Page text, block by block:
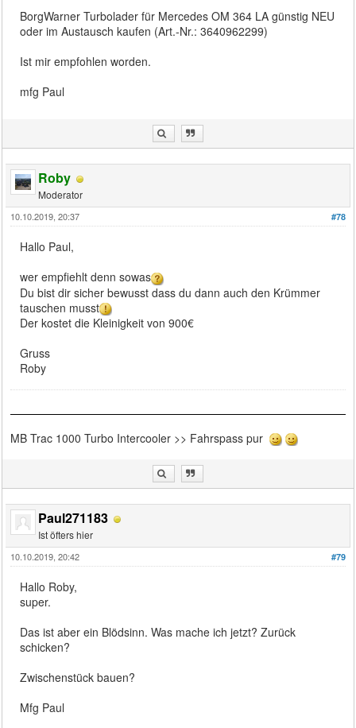
BorgWarner Turbolader für Mercedes OM 364 LA günstig NEU
oder im Austausch kaufen (Art.-Nr.: 3640962299)
Ist mir empfohlen worden.
mfg Paul
Roby
Moderator
#78
10.10.2019, 20:37
Hallo Paul,
wer empfiehlt denn sowas
Du bist dir sicher bewusst dass du dann auch den Krümmer
tauschen musst
Der kostet die Kleinigkeit von 900€
Gruss
Roby
MB Trac 1000 Turbo Intercooler >> Fahrspass pur
Paul271183
Ist öfters hier
#79
10.10.2019, 20:42
Hallo Roby,
super.
Das ist aber ein Blödsinn. Was mache ich jetzt? Zurück
schicken?
Zwischenstück bauen?
Mfg Paul